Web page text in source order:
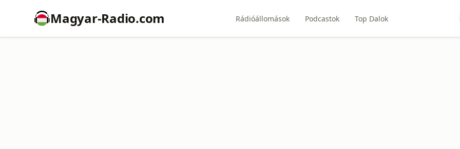
Magyar-Radio.com Rádióállomások Podcastok Top Dalok